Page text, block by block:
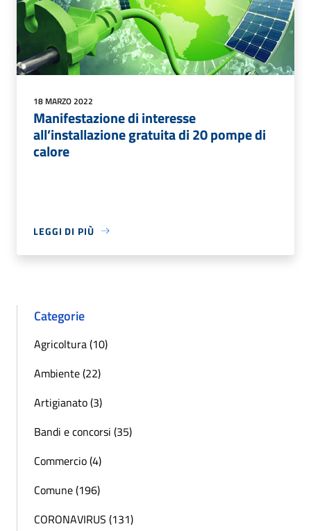
18 MARZO 2022
Manifestazione di interesse
all’installazione gratuita di 20 pompe di
calore
LEGGI DI PIÙ
Categorie
Agricoltura (10)
Ambiente (22)
Artigianato (3)
Bandi e concorsi (35)
Commercio (4)
Comune (196)
CORONAVIRUS (131)